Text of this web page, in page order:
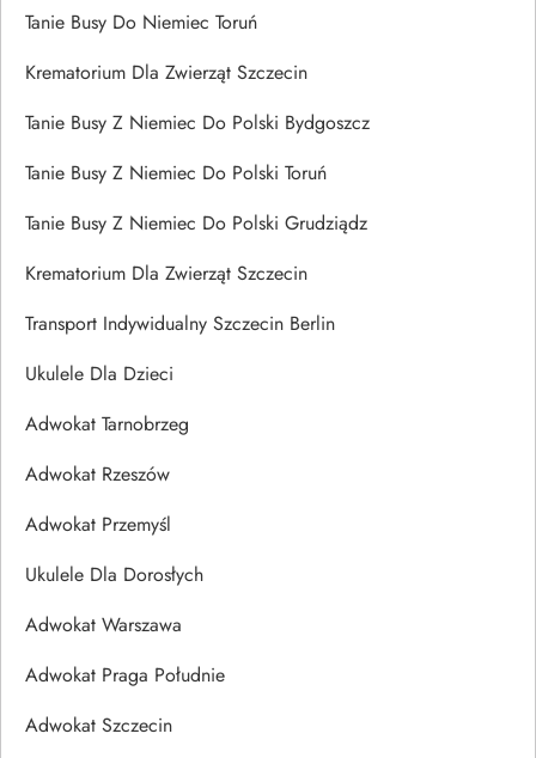
Tanie Busy Do Niemiec Toruń
Krematorium Dla Zwierząt Szczecin
Tanie Busy Z Niemiec Do Polski Bydgoszcz
Tanie Busy Z Niemiec Do Polski Toruń
Tanie Busy Z Niemiec Do Polski Grudziądz
Krematorium Dla Zwierząt Szczecin
Transport Indywidualny Szczecin Berlin
Ukulele Dla Dzieci
Adwokat Tarnobrzeg
Adwokat Rzeszów
Adwokat Przemyśl
Ukulele Dla Dorosłych
Adwokat Warszawa
Adwokat Praga Południe
Adwokat Szczecin